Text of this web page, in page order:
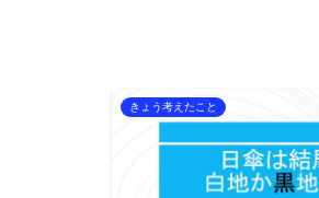
きょう考えたこと